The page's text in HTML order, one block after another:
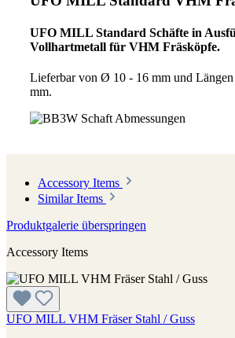
UFO MILL Standard Schäfte in
Vollhartmetall für VHM Fräsköpfe.
Lieferbar von Ø 10 - 16 mm und
mm.
Accessory Items
Similar Items
Produktgalerie überspringen
Accessory Items
UFO MILL VHM Fräser Stahl / Guss